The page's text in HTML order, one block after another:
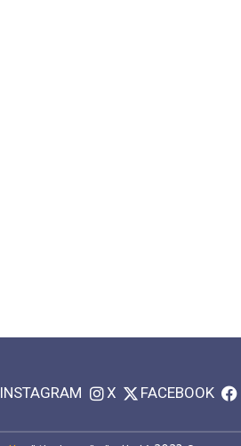
FACEBOOK
X
INSTAGRAM